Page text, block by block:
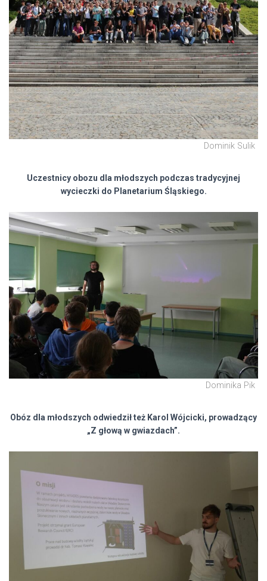
Dominik Sulik
Uczestnicy obozu dla młodszych podczas tradycyjnej
wycieczki do Planetarium Śląskiego.
Dominika Pik
Obóz dla młodszych odwiedził też Karol Wójcicki, prowadzący
„Z głową w gwiazdach”.